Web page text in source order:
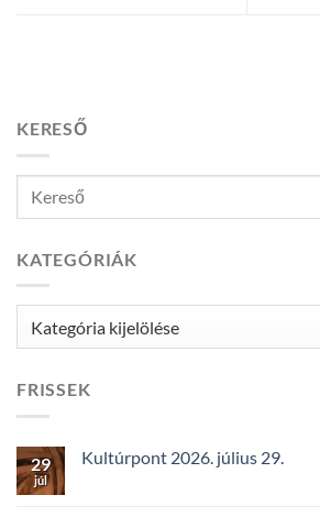
KERESŐ
KATEGÓRIÁK
FRISSEK
29
júl
Kultúrpont 2026. július 29.